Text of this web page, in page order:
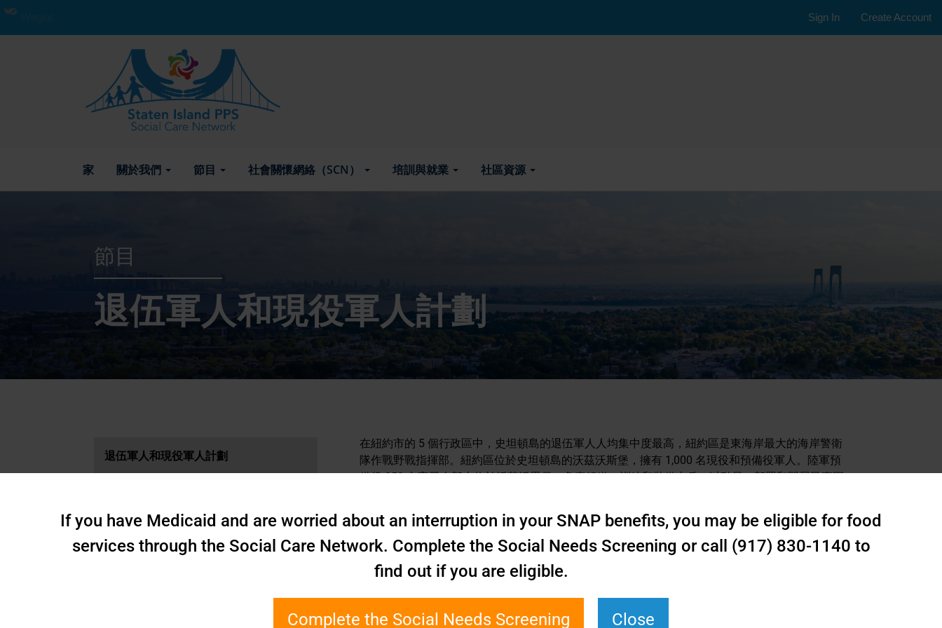
家 關於我們 節目 社會關懷網絡（SCN） 培訓與就業 社區資源
節目
退伍軍人和現役軍人計劃
退伍軍人和現役軍人計劃
史泰登島退伍軍人學院的外展活動
退伍軍人瑜珈項目
在紐約市的 5 個行政區中，史坦頓島的退伍軍人人均集中度最高，紐約區是東海岸最大的海岸警衛
隊作戰野戰指揮部。紐約區位於史坦頓島的沃茲沃斯堡，擁有 1,000 名現役和預備役軍人。陸軍預
備役 353 文官司令部也位於沃茲沃思堡，負責組織、訓練和裝備士兵，以動員、部署和開展民事軍
儘管許多退伍軍人和現役軍人居住在斯塔滕島，但平民、退伍軍人和軍事社區和服務部門並沒有很
好地融合在一起，也沒有相互了解。在退伍軍人群體中，存在著許多健康差異，尤其是在獲得行為
健康服務方面。退伍軍人罹患嚴重精神疾病的比例很高，包括創傷後壓力症候群（PTSD）和自
殺。
2020 年，史坦頓島 PPS 與紐約市退伍軍人部建立了合作夥伴關係，創建了史坦頓島退伍軍人自殺
Sign In Create Account
If you have Medicaid and are worried about an interruption in your SNAP benefits, you may be eligible for food
services through the Social Care Network. Complete the Social Needs Screening or call (917) 830-1140 to
find out if you are eligible.
Complete the Social Needs Screening Close